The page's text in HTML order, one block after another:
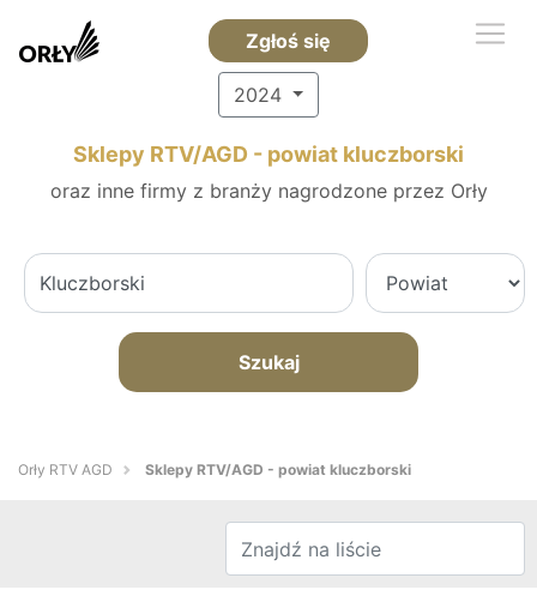
Zgłoś się
2024
Sklepy RTV/AGD - powiat kluczborski
oraz inne firmy z branży nagrodzone przez Orły
Szukaj
Orły RTV AGD Sklepy RTV/AGD - powiat kluczborski